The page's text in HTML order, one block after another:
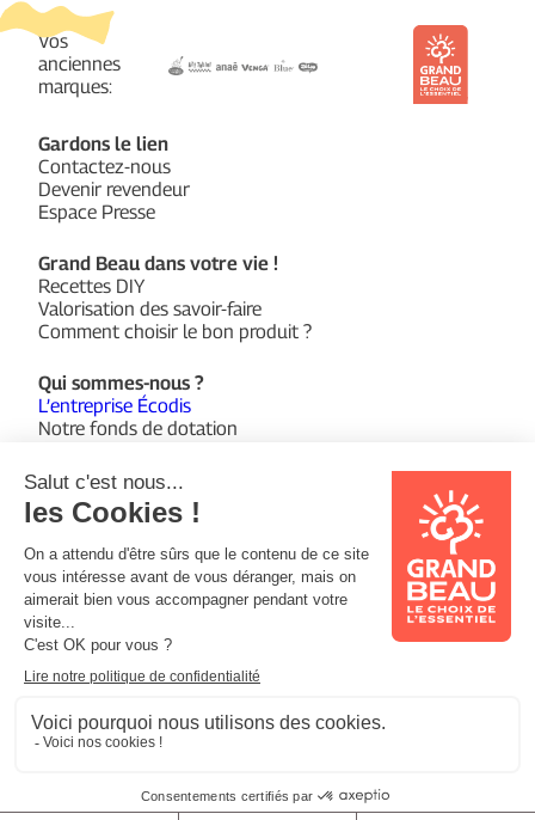
Vos
anciennes
marques:
Gardons le lien
Contactez-nous
Devenir revendeur
Espace Presse
Grand Beau dans votre vie !
Recettes DIY
Valorisation des savoir-faire
Comment choisir le bon produit ?
Qui sommes-nous ?
L’entreprise Écodis
Notre fonds de dotation
Suivez-nous sur :
Facebook
Instagram
YouTube
© 2026 Grand Beau
Mentions légalesPolitique de confidentialitéSupport